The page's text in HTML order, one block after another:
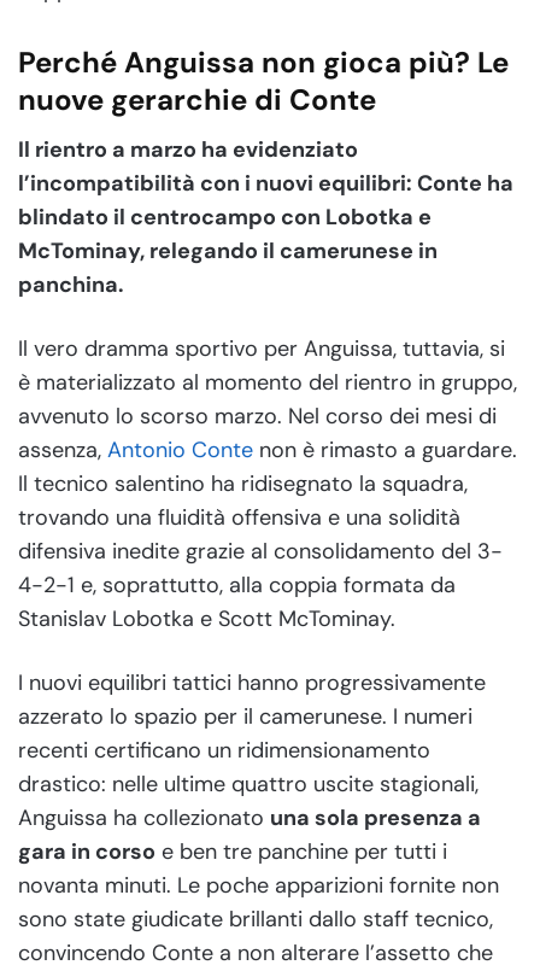
Perché Anguissa non gioca più? Le
nuove gerarchie di Conte
Il rientro a marzo ha evidenziato
l’incompatibilità con i nuovi equilibri: Conte ha
blindato il centrocampo con Lobotka e
McTominay, relegando il camerunese in
panchina.
Il vero dramma sportivo per Anguissa, tuttavia, si
è materializzato al momento del rientro in gruppo,
avvenuto lo scorso marzo. Nel corso dei mesi di
assenza, Antonio Conte non è rimasto a guardare.
Il tecnico salentino ha ridisegnato la squadra,
trovando una fluidità offensiva e una solidità
difensiva inedite grazie al consolidamento del 3-
4-2-1 e, soprattutto, alla coppia formata da
Stanislav Lobotka e Scott McTominay.
I nuovi equilibri tattici hanno progressivamente
azzerato lo spazio per il camerunese. I numeri
recenti certificano un ridimensionamento
drastico: nelle ultime quattro uscite stagionali,
Anguissa ha collezionato una sola presenza a
gara in corso e ben tre panchine per tutti i
novanta minuti. Le poche apparizioni fornite non
sono state giudicate brillanti dallo staff tecnico,
convincendo Conte a non alterare l’assetto che